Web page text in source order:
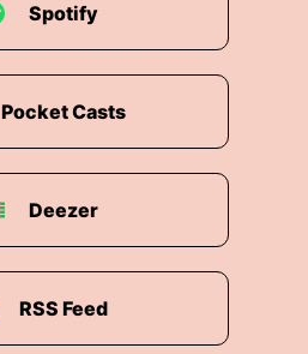
Spotify
Pocket Casts
Deezer
RSS Feed